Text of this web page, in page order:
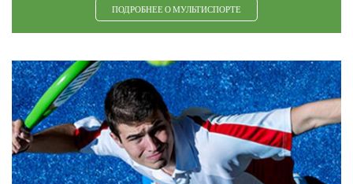
ПОДРОБНЕЕ О МУЛЬТИСПОРТЕ